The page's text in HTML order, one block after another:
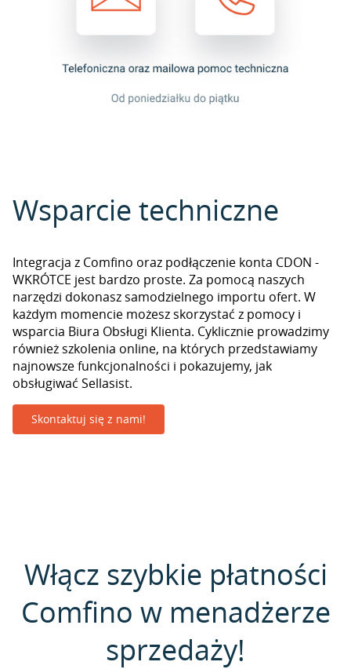
Wsparcie techniczne
Integracja z Comfino oraz podłączenie konta CDON -
WKRÓTCE jest bardzo proste. Za pomocą naszych
narzędzi dokonasz samodzielnego importu ofert. W
każdym momencie możesz skorzystać z pomocy i
wsparcia Biura Obsługi Klienta. Cyklicznie prowadzimy
również szkolenia online, na których przedstawiamy
najnowsze funkcjonalności i pokazujemy, jak
obsługiwać Sellasist.
Skontaktuj się z nami!
Włącz szybkie płatności
Comfino w menadżerze
sprzedaży!